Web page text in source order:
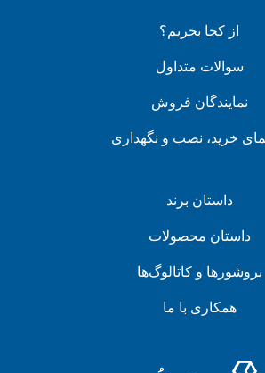
از کجا بخریم؟
سوالات متداول
نمایندگان فروش
خرید، نصب و نگهداری
داستان برند
داستان محصولات
بروشورها و کاتالوگ‌ها
همکاری با ما